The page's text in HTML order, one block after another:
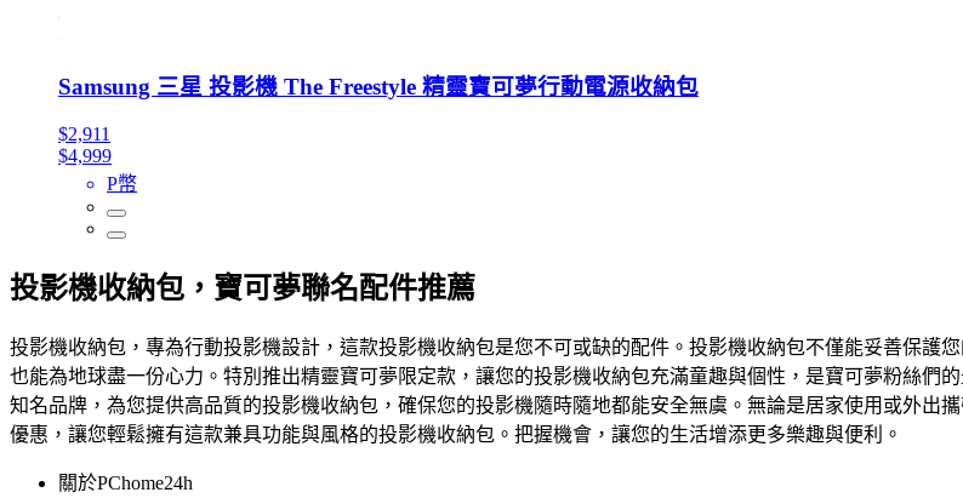
Samsung 三星 投影機 The Freestyle 精靈寶可夢行動電源收納包
$2,911
$4,999
P幣
投影機收納包，寶可夢聯名配件推薦
投影機收納包，專為行動投影機設計，這款投影機收納包是您不可或缺的配件。投影機收納包不僅能妥善保護
也能為地球盡一份心力。特別推出精靈寶可夢限定款，讓您的投影機收納包充滿童趣與個性，是寶可夢粉絲們
知名品牌，為您提供高品質的投影機收納包，確保您的投影機隨時隨地都能安全無虞。無論是居家使用或外出
優惠，讓您輕鬆擁有這款兼具功能與風格的投影機收納包。把握機會，讓您的生活增添更多樂趣與便利。
關於PChome24h